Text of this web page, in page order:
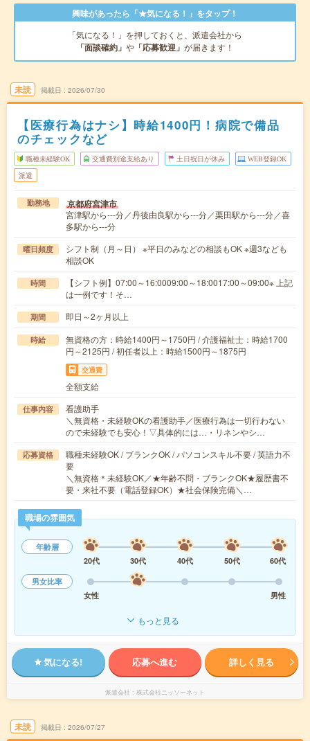
興味があったら「★気になる！」をタップ！
「気になる！」を押しておくと、派遣会社から
「面談確約」 や 「応募歓迎」 が届きます！
未読 掲載日 2026/07/30
【医療行為はナシ】時給1400円！病院で備品
のチェックなど
職種未経験OK 交通費別途支給あり 土日祝日が休み WEB登録OK
派遣
勤務地 京都府宮津市
宮津駅から---分／丹後由良駅から---分／栗田駅から---分／喜
多駅から---分
曜日頻度
シフト制（月～日） ※平日のみなどの相談もOK ※週3なども
相談OK
時間
【シフト例】07:00～16:0009:00～18:0017:00～09:00※ 上記
は一例です！そ…
期間 即日～2ヶ月以上
時給
無資格の方：時給1400円～1750円 / 介護福祉士：時給1700
円～2125円 / 初任者以上：時給1500円～1875円
交通費
全額支給
仕事内容
看護助手
＼無資格・未経験OKの看護助手／医療行為は一切行わない
ので未経験でも安心！▽具体的には…・リネンやシ…
応募資格
職種未経験OK / ブランクOK / パソコンスキル不要 / 英語力不
要
＼無資格＊未経験OK／★年齢不問・ブランクOK★履歴書不
要・来社不要（電話登録OK）★社会保険完備＼…
職場の雰囲気
年齢層
20代
30代 40代 50代
60代
男女比率
女性
男性
もっと見る
気になる! 応募へ進む 詳しく見る
派遣会社 株式会社ニッソーネット
未読 掲載日 2026/07/27